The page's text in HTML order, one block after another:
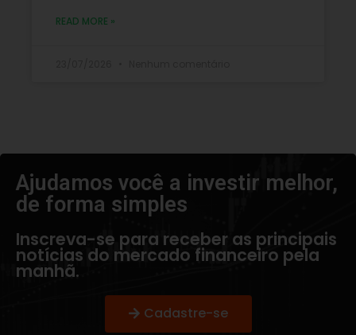
READ MORE »
Ajudamos você a investir melhor,
de forma simples​
Inscreva-se para receber as principais
notícias do mercado financeiro pela
manhã.
Cadastre-se